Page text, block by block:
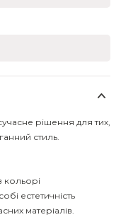
рішення для тих,
стиль.
естетичність
матеріалів.